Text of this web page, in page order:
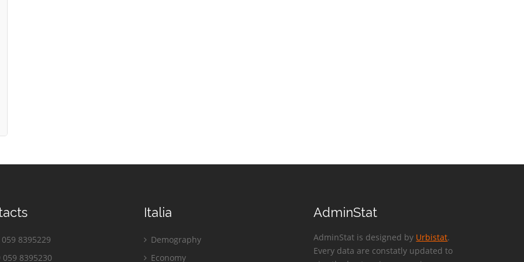
059 8395229
059 8395230
Italia
Demography
Economy
AdminStat
AdminStat is designed by Urbistat.
Every data are constatly updated to